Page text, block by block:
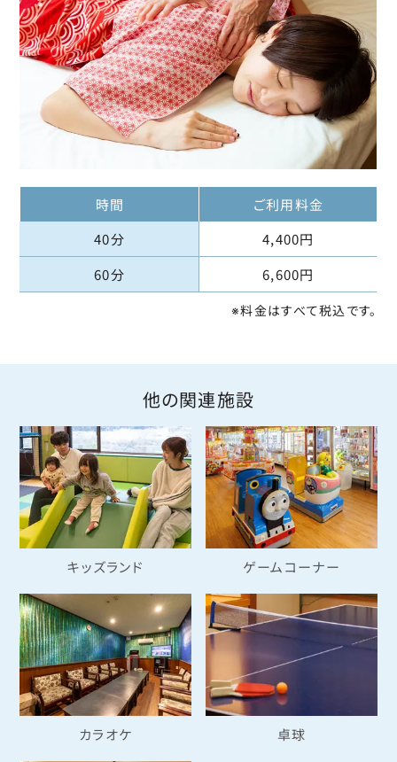
時間
ご利用料金
40分
4,400円
60分
6,600円
※料金はすべて税込です。
他の関連施設
キッズランド ゲームコーナー
カラオケ 卓球